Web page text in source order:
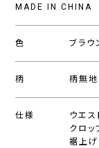
MADE IN CHINA
色 ブラウ
柄 柄無地
仕様
ウエス
クロ
裾上げ